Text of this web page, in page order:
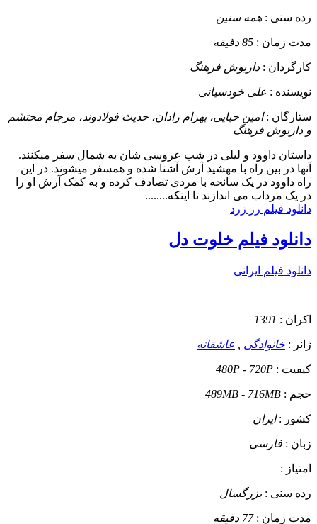
رده سنی : همه سنین
مدت زمان : 85 دقیقه
کارگردان : داریوش فرهنگ
نویسنده : علی خودسیانی
ستارگان :امین حیایی، بهرام رادان، حدیث فولادوند، مرجام محتشم
و داریوش فرهنگ
داستان داوود و لیلی در شب عروسی شان به شمال سفر میکنند.
آنها در بین راه با مهشید آرش آشنا شده و همسفر میشوند. در این
راه داوود در یک سانحه با مردی تصادف کرده و به کمک آرش او را
در یک مرداب می اندازند تا اینکه........
دانلود فیلم رز زرد
دانلود فیلم خلوت دل
دانلود فیلم ایرانی
اکران : 1391
ژانر : خانوادگی عاشقانه
کیفیت : 480P - 720P
حجم : 489MB - 716MB
کشور :ایران
زبان : فارسی
امتیاز :
رده سنی :بزرگسال
مدت زمان :77 دقیقه